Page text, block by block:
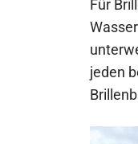
Für
jeden